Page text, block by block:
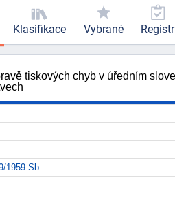
tiskových chyb v úředním
1959 Sb.
Klasifikace Vybrané Registr